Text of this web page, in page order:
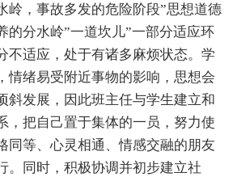
岭，事故多发的危险阶段”思想道德
的分水岭”一道坎儿”一部分适应环
不适应，处于有诸多麻烦状态。学
情绪易受附近事物的影响，思想会
斜发展，因此班主任与学生建立和
，把自己置于集体的一员，努力使
同等、心灵相通、情感交融的朋友
。同时，积极协调并初步建立社